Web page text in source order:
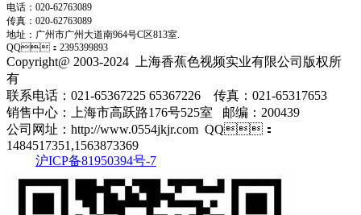
电话：020-62763089
传真：020-62763089
地址： 广州市广州大道南964号C区813室.
QQ：2395399893
Copyright@ 2003-2024 上海香蕉色视频实业有限公司 版权所
有
联系电话：021-65367225 65367226 传真：021-65317653
销售中心：上海市高跃路176号525室 邮编：200439
公司网址：http://www.0554jkjr.com QQ：
1484517351,1563873369
沪ICP备81950394号-7